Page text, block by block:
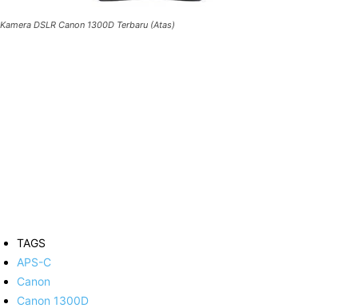
Kamera DSLR Canon 1300D Terbaru (Atas)
TAGS
APS-C
Canon
Canon 1300D